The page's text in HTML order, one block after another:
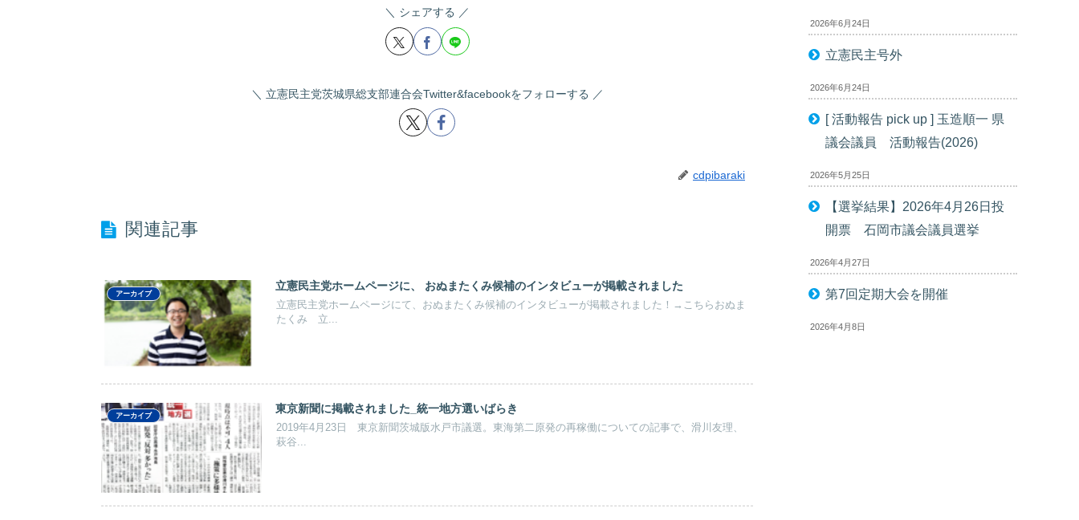
シェアする
立憲民主党茨城県総支部連合会Twitter&facebookをフォローする
cdpibaraki
関連記事
アーカイブ
立憲民主党ホームページに、 おぬまたくみ候補のインタビューが掲載されました
立憲民主党ホームページにて、おぬまたくみ候補のインタビューが掲載されました！→こちらおぬま
たくみ 立...
アーカイブ
東京新聞に掲載されました_統一地方選いばらき
2019年4月23日 東京新聞茨城版水戸市議選。東海第二原発の再稼働についての記事で、滑川友理、
萩谷...
2026年6月24日
立憲民主号外
2026年6月24日
[ 活動報告 pick up ] 玉造順一 県
議会議員 活動報告(2026)
2026年5月25日
【選挙結果】2026年4月26日投
開票 石岡市議会議員選挙
2026年4月27日
第7回定期大会を開催
2026年4月8日